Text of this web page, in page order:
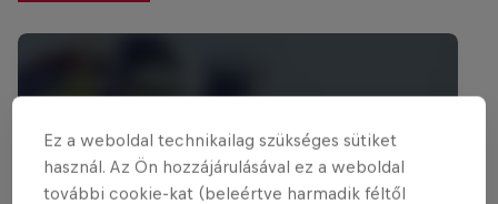
Ez a weboldal technikailag szükséges sütiket
használ. Az Ön hozzájárulásával ez a weboldal
további cookie-kat (beleértve harmadik féltől